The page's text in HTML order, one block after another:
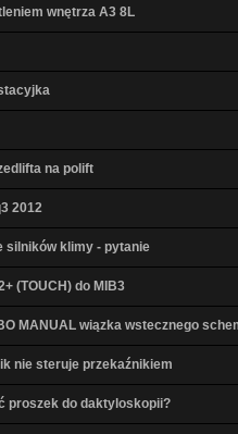
wnętrza A3 8L
na polift
2012
silników klimy - pytanie
(TOUCH) do MIB3
MANUAL wiązka wstecznego
nie steruje przekaźnikiem
proszek do daktyloskopii?